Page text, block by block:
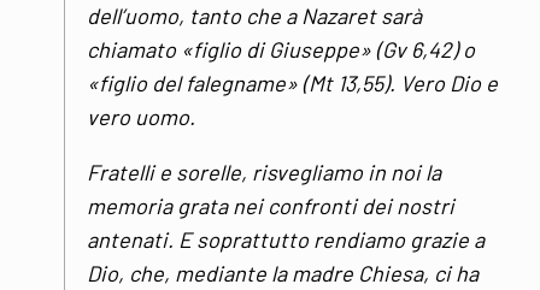
dell’uomo, tanto che a Nazaret sarà
chiamato «figlio di Giuseppe» (Gv 6,42) o
«figlio del falegname» (Mt 13,55). Vero Dio e
vero uomo.
Fratelli e sorelle, risvegliamo in noi la
memoria grata nei confronti dei nostri
antenati. E soprattutto rendiamo grazie a
Dio, che, mediante la madre Chiesa, ci ha